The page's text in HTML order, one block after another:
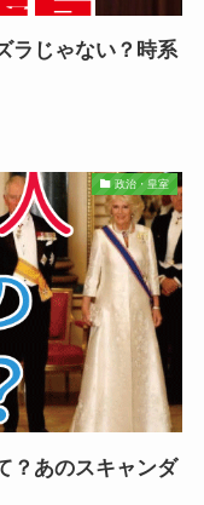
ラじゃない？時系
政治・皇室
？あのスキャンダ